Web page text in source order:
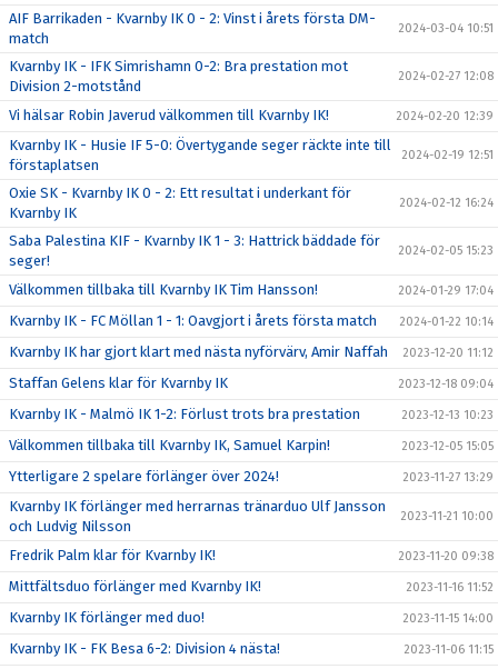
AIF Barrikaden - Kvarnby IK 0 - 2: Vinst i årets första DM-
match
2024-03-04 10:51
Kvarnby IK - IFK Simrishamn 0-2: Bra prestation mot
Division 2-motstånd
2024-02-27 12:08
Vi hälsar Robin Javerud välkommen till Kvarnby IK! 2024-02-20 12:39
Kvarnby IK - Husie IF 5-0: Övertygande seger räckte inte till
förstaplatsen
2024-02-19 12:51
Oxie SK - Kvarnby IK 0 - 2: Ett resultat i underkant för
Kvarnby IK
2024-02-12 16:24
Saba Palestina KIF - Kvarnby IK 1 - 3: Hattrick bäddade för
seger!
2024-02-05 15:23
Välkommen tillbaka till Kvarnby IK Tim Hansson! 2024-01-29 17:04
Kvarnby IK - FC Möllan 1 - 1: Oavgjort i årets första match 2024-01-22 10:14
Kvarnby IK har gjort klart med nästa nyförvärv, Amir Naffah 2023-12-20 11:12
Staffan Gelens klar för Kvarnby IK 2023-12-18 09:04
Kvarnby IK - Malmö IK 1-2: Förlust trots bra prestation 2023-12-13 10:23
Välkommen tillbaka till Kvarnby IK, Samuel Karpin! 2023-12-05 15:05
Ytterligare 2 spelare förlänger över 2024! 2023-11-27 13:29
Kvarnby IK förlänger med herrarnas tränarduo Ulf Jansson
och Ludvig Nilsson
2023-11-21 10:00
Fredrik Palm klar för Kvarnby IK! 2023-11-20 09:38
Mittfältsduo förlänger med Kvarnby IK! 2023-11-16 11:52
Kvarnby IK förlänger med duo! 2023-11-15 14:00
Kvarnby IK - FK Besa 6-2: Division 4 nästa! 2023-11-06 11:15